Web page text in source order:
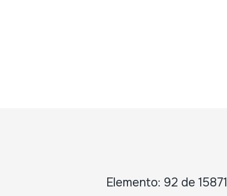
Elemento: 92 de 15871